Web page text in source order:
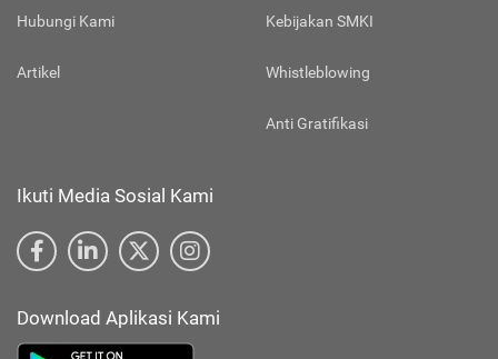
Hubungi Kami
Artikel
Kebijakan SMKI
Whistleblowing
Anti Gratifikasi
Ikuti Media Sosial Kami
Download Aplikasi Kami